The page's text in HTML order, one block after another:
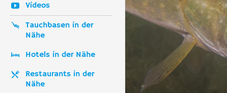
Videos
Tauchbasen in der
Nähe
Hotels in der Nähe
Restaurants in der
Nähe